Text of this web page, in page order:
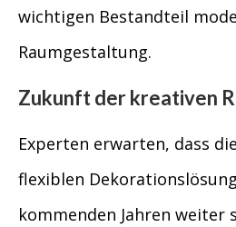
wichtigen Bestandteil
Raumgestaltung.
Zukunft der kreativen
Experten erwarten, dass
flexiblen
kommenden Jahren weiter